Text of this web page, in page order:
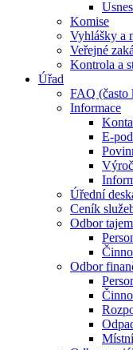
Komise
Vyhlášky a
Veřejné
Kontrola a
Úřad
FAQ (často
Informace
E-
Úřední
Ceník
Odbor
Odbor